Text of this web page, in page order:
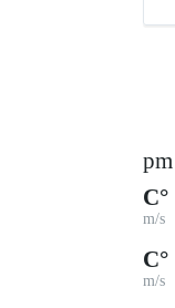
°C
m/s
°C
m/s